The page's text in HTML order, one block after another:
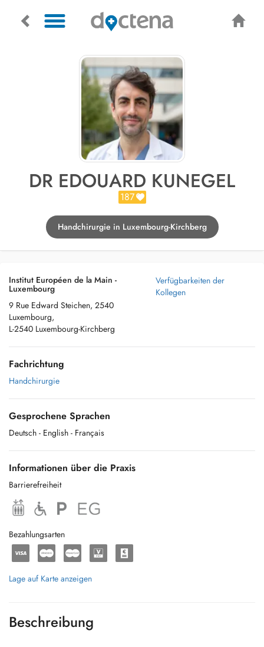
DR EDOUARD KUNEGEL
187
Handchirurgie in Luxembourg-Kirchberg
Institut Européen de la Main -
Luxembourg
9 Rue Edward Steichen, 2540
Luxembourg,
L-2540 Luxembourg-Kirchberg
Verfügbarkeiten der
Kollegen
Fachrichtung
Handchirurgie
Gesprochene Sprachen
Deutsch - English - Français
Informationen über die Praxis
Barrierefreiheit
Bezahlungsarten
Lage auf Karte anzeigen
Beschreibung